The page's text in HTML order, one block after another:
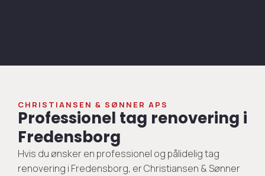
CHRISTIANSEN & SØNNER APS
Professionel tag renovering i
Fredensborg
Hvis du ønsker en professionel og pålidelig tag
renovering i Fredensborg, er Christiansen & Sønner